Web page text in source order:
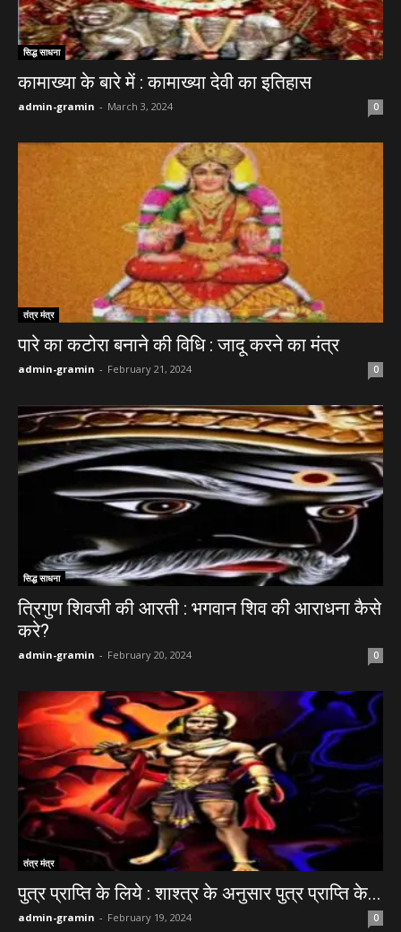
सिद्ध साधना
कामाख्या के बारे में : कामाख्या देवी का इतिहास
admin-gramin - March 3, 2024 0
तंत्र मंत्र
पारे का कटोरा बनाने की विधि : जादू करने का मंत्र
admin-gramin - February 21, 2024 0
सिद्ध साधना
त्रिगुण शिवजी की आरती : भगवान शिव की आराधना कैसे
करे?
admin-gramin - February 20, 2024 0
तंत्र मंत्र
पुत्र प्राप्ति के लिये : शाश्त्र के अनुसार पुत्र प्राप्ति के...
admin-gramin - February 19, 2024 0